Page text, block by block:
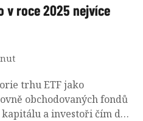
v roce 2025 nejvíce
trhu ETF jako
obchodovaných fondů
a investoři čím dál